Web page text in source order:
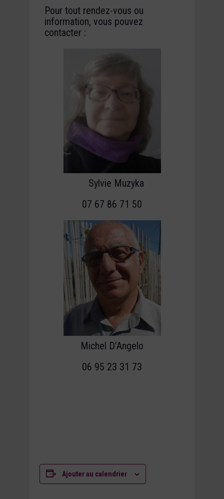
Pour tout rendez-vous ou
information, vous pouvez
contacter :
Sylvie Muzyka
07 67 86 71 50
Michel D’Angelo
06 95 23 31 73
Ajouter au calendrier